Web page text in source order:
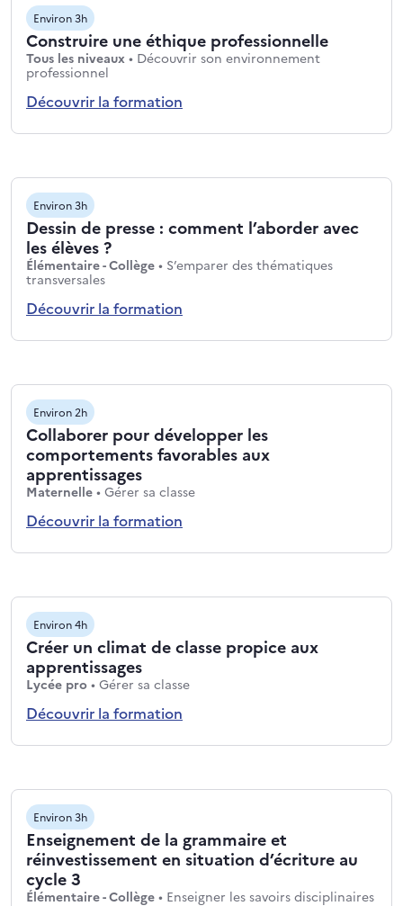
Environ 3h
Construire une éthique professionnelle
Tous les niveaux Niveaux : Tous les niveaux
• Découvrir son environnement
professionnel
Découvrir la formation
Environ 3h
Dessin de presse : comment l’aborder avec
les élèves ?
Élémentaire - Collège Niveaux : Élémentaire - Collège
• S’emparer des thématiques
transversalesThématiques : S’emparer des thématiques
Découvrir la formation
Environ 2h
Collaborer pour développer les
comportements favorables aux
apprentissages
Maternelle Niveaux : Maternelle
• Gérer sa classeThématiques : Gérer sa classe
Découvrir la formation
Environ 4h
Créer un climat de classe propice aux
apprentissages
Lycée pro Niveaux : Lycée pro
• Gérer sa classeThématiques : Gérer sa classe
Découvrir la formation
Environ 3h
Enseignement de la grammaire et
réinvestissement en situation d’écriture au
cycle 3
Élémentaire - Collège Niveaux : Élémentaire - Collège
• Enseigner les savoirs disciplinaires